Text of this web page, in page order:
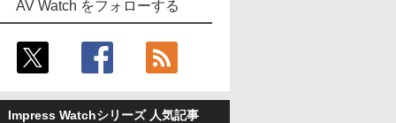
AV Watch をフォローする
Impress Watchシリーズ 人気記事